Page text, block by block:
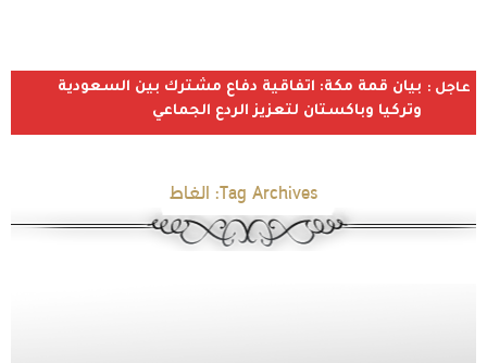
عاجل : بيان قمة مكة: اتفاقية دفاع مشترك بين السعودية
وتركيا وباكستان لتعزيز الردع الجماعي
Tag Archives: الغاط